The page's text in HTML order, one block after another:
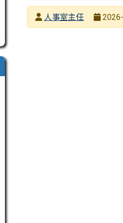
發布者人事室主任